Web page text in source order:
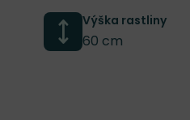
Výška rastliny
60 cm